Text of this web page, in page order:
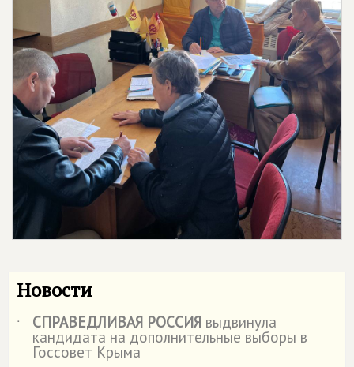
Новости
˙ СПРАВЕДЛИВАЯ РОССИЯ выдвинула
кандидата на дополнительные выборы в
Госсовет Крыма